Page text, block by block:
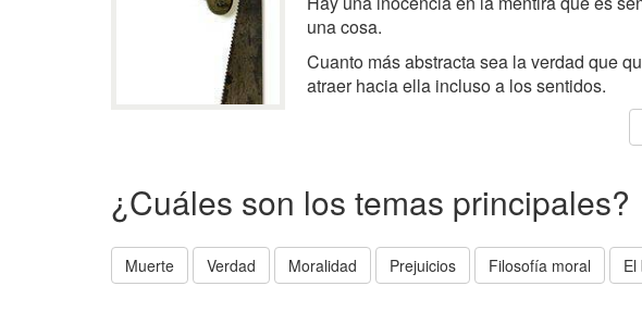
una cosa.
Cuanto más abstracta sea la verdad que
atraer hacia ella incluso a los sentidos.
¿Cuáles son los temas principales?
Muerte Verdad Moralidad Prejuicios Filosofía moral El